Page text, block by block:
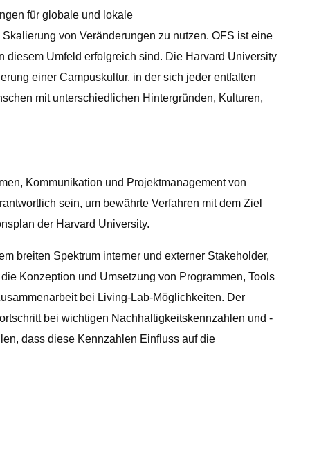
für globale und lokale
von Veränderungen zu nutzen. OFS ist eine
Umfeld erfolgreich sind. Die Harvard University
einer Campuskultur, in der sich jeder entfalten
mit unterschiedlichen Hintergründen, Kulturen,
Kommunikation und Projektmanagement von
sein, um bewährte Verfahren mit dem Ziel
der Harvard University.
breiten Spektrum interner und externer Stakeholder,
Konzeption und Umsetzung von Programmen, Tools
bei Living-Lab-Möglichkeiten. Der
bei wichtigen Nachhaltigkeitskennzahlen und -
dass diese Kennzahlen Einfluss auf die